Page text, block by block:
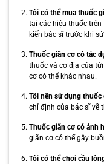
Tôi có thể mua thuốc
tại các hiệu thuốc trên
kiến bác sĩ trước khi
Thuốc giãn cơ có tác
thuốc và cơ địa của
cơ có thể khác nhau.
Tôi nên sử dụng thuốc
chỉ định của bác sĩ về
Thuốc giãn cơ có ảnh
giãn cơ có thể gây
Tôi có thể chơi cầu